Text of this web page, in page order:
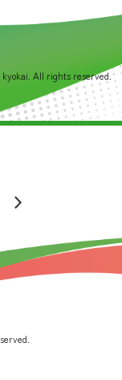
All rights reserved.